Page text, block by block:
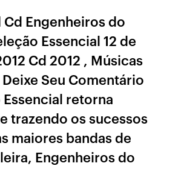
Engenheiros do
Essencial 12 de
Cd 2012 , Músicas
Seu Comentário
retorna
trazendo os sucessos
maiores bandas de
Engenheiros do